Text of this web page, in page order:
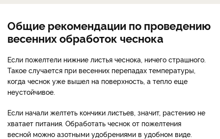
Общие рекомендации по проведению
весенних обработок чеснока
Если пожелтели нижние листья чеснока, ничего страшного.
Такое случается при весенних перепадах температуры,
когда чеснок уже вышел на поверхность, а тепло еще
неустойчивое.
Если начали желтеть кончики листьев, значит, растению не
хватает питания. Обработать чеснок от пожелтения
весной можно азотными удобрениями в удобном виде.